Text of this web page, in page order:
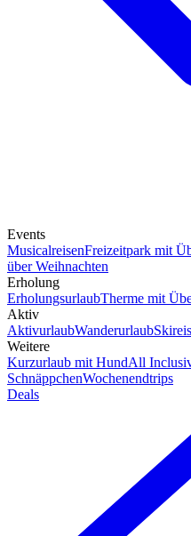
Events
MusicalreisenFreizeitpark mit
über Weihnachten
Erholung
ErholungsurlaubTherme mit
Aktiv
AktivurlaubWanderurlaub
Weitere
Kurzurlaub mit HundAll
SchnäppchenWochenendtrips
Deals